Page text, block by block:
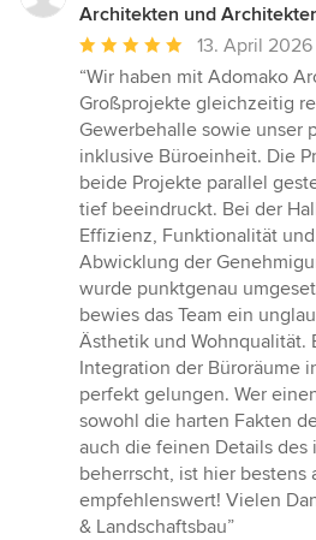
Architekten und
Durchschnittliche
Bewertung:
5
von
5
Sternen
13. April 2026
“Wir haben mit Adomako
Großprojekte gleichzeitig
Gewerbehalle sowie unser
inklusive Büroeinheit. Die
beide Projekte parallel
tief beeindruckt. Bei der
Effizienz, Funktionalität
Abwicklung der
wurde punktgenau
bewies das Team ein
Ästhetik und Wohnqualität.
Integration der Büroräume
perfekt gelungen. Wer
sowohl die harten Fakten
auch die feinen Details
beherrscht, ist hier
empfehlenswert! Vielen
& Landschaftsbau”